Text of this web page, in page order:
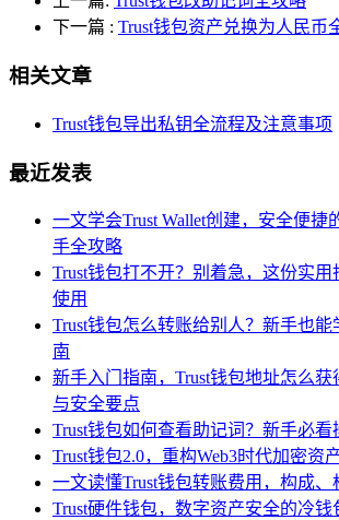
下一篇 : Trust钱包资产兑换为人民币
相关文章
Trust钱包导出私钥全流程及注意事项
最近发表
一文学会Trust Wallet创建，安全便捷
手全攻略
Trust钱包打不开？别着急，这份实
使用
Trust钱包怎么转账给别人？新手也
南
新手入门指南，Trust钱包地址怎么
与安全要点
Trust钱包如何查看助记词？新手必看
Trust钱包2.0，重构Web3时代加密资
一文读懂Trust钱包转账费用，构成、
Trust硬件钱包，数字资产安全的冷钱